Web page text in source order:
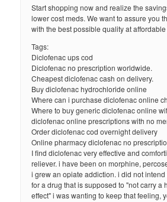
Start shopping now and realize the
lower cost meds. We want to assure you
with the best possible quality at
Tags:
Diclofenac ups cod
Diclofenac no prescription worldwide.
Cheapest diclofenac cash on delivery.
Buy diclofenac hydrochloride online
Where can i purchase diclofenac online
Where to buy generic diclofenac online
diclofenac online prescriptions with no
Order diclofenac cod overnight delivery
Online pharmacy diclofenac no
I find diclofenac very effective and
reliever. i have been on morphine,
i grew an opiate addiction. i did not
for a drug that is supposed to "not carry a
effect" i was wanting to keep that feeling,